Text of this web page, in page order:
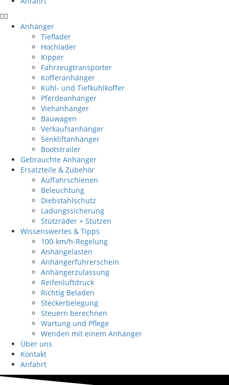
Anhänger
Tieflader
Hochlader
Kipper
Fahrzeugtransporter
Kofferanhänger
Kühl- und Tiefkühlkoffer
Pferdeanhänger
Viehanhänger
Bauwagen
Verkaufsanhänger
Senkliftanhänger
Bootstrailer
Gebrauchte Anhänger
Ersatzteile & Zubehör
Auffahrschienen
Beleuchtung
Diebstahlschutz
Ladungssicherung
Stützräder + Stützen
Wissenswertes & Tipps
100-km/h-Regelung
Anhängelasten
Anhängerführerschein
Anhängerzulassung
Reifenluftdruck
Richtig Beladen
Steckerbelegung
Steuern berechnen
Wartung und Pflege
Wenden mit einem Anhänger
Über uns
Kontakt
Anfahrt